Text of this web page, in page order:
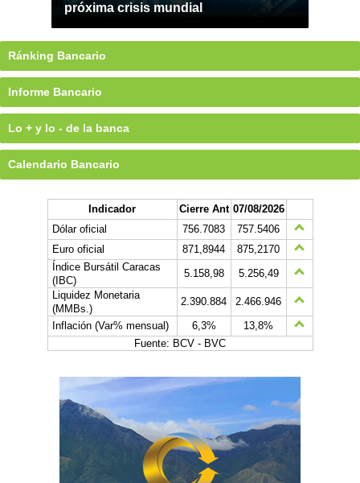
próxima crisis mundial
Ránking Bancario
Informe Bancario
Lo + y lo - de la banca
Calendario Bancario
Indicador Cierre Ant 07/08/2026
Dólar oficial
756.7083
757.5406
Euro oficial
871,8944
875,2170
Índice Bursátil Caracas
(IBC)
5.158,98
5.256,49
Liquidez Monetaria
(MMBs.)
2.390.884
2.466.946
Inflación (Var% mensual)
6,3%
13,8%
Fuente: BCV - BVC